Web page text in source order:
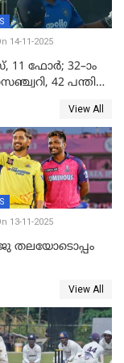
14-11-2025
11 ഫോർ; 32–ാം
42 പന്തിൽ
View All
13-11-2025
തലയോടൊപ്പം
View All